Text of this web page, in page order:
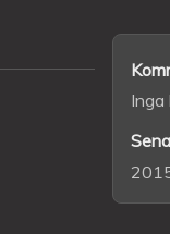
Inga